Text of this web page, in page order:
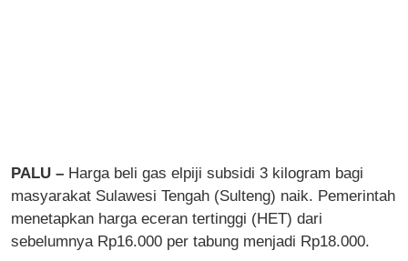
PALU – Harga beli gas elpiji subsidi 3 kilogram bagi
masyarakat Sulawesi Tengah (Sulteng) naik. Pemerintah
menetapkan harga eceran tertinggi (HET) dari
sebelumnya Rp16.000 per tabung menjadi Rp18.000.